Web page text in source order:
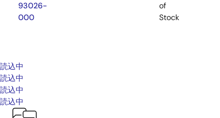
93026-
000
of
Stock
読込中
読込中
読込中
読込中